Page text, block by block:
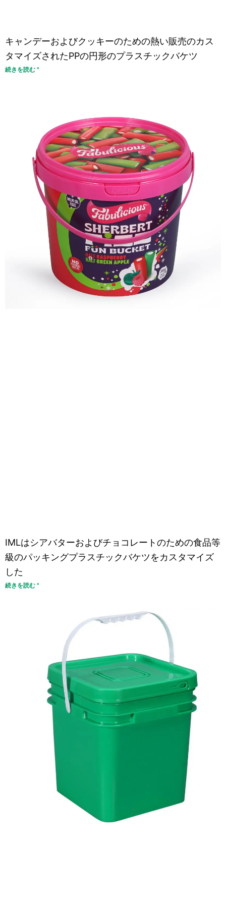
キャンデーおよびクッキーのための熱い販売のカス
タマイズされたPPの円形のプラスチックバケツ
続きを読む "
IMLはシアバターおよびチョコレートのための食品等
級のパッキングプラスチックバケツをカスタマイズ
した
続きを読む "